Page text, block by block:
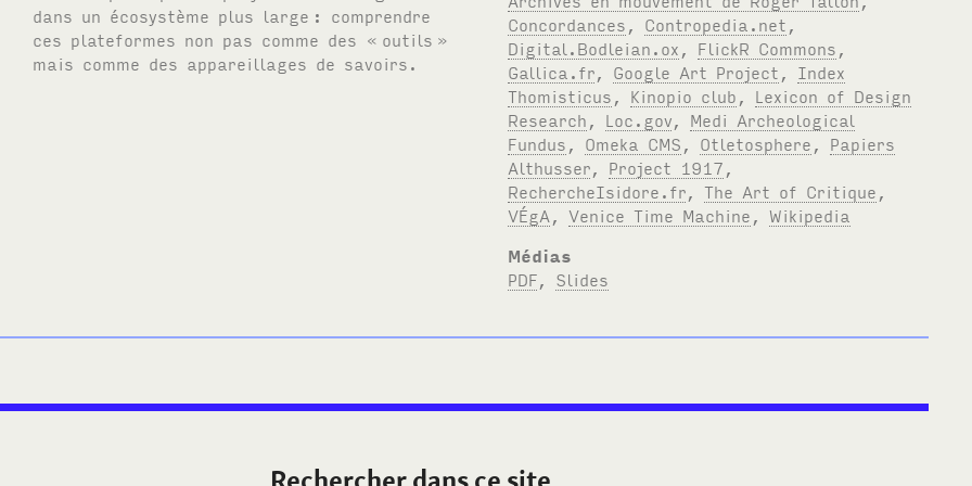
dans un écosystème plus large : comprendre
ces plateformes non pas comme des « outils »
mais comme des appareillages de savoirs.
Concordances
Contropedia.net
Digital.Bodleian.ox
FlickR Commons
Gallica.fr
Google Art Project
Index
Thomisticus
Kinopio club
Lexicon of Design
Research
Loc.gov
Medi Archeological
Fundus
Omeka CMS Otletosphere
Papiers
Althusser
Project 1917
RechercheIsidore.fr ,The Art of Critique
VÉgA ,Venice Time Machine ,Wikipedia
Médias
PDF
Slides